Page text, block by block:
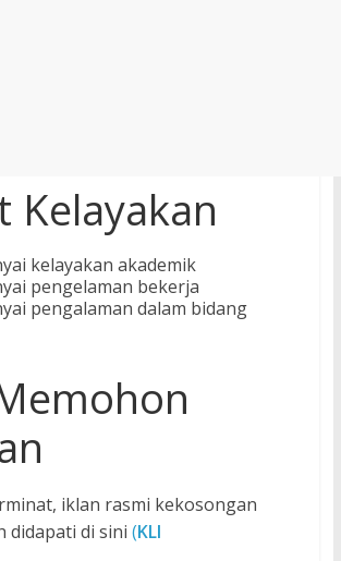
Kelayakan
kelayakan akademik
pengelaman bekerja
pengalaman dalam bidang
iklan rasmi kekosongan
didapati di sini (KLI